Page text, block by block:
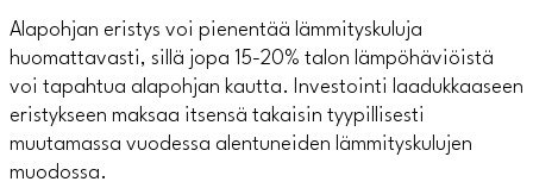
Alapohjan eristys voi pienentää lämmityskuluja
huomattavasti, sillä jopa 15-20% talon lämpöhäviöistä
voi tapahtua alapohjan kautta. Investointi laadukkaaseen
eristykseen maksaa itsensä takaisin tyypillisesti
muutamassa vuodessa alentuneiden lämmityskulujen
muodossa.